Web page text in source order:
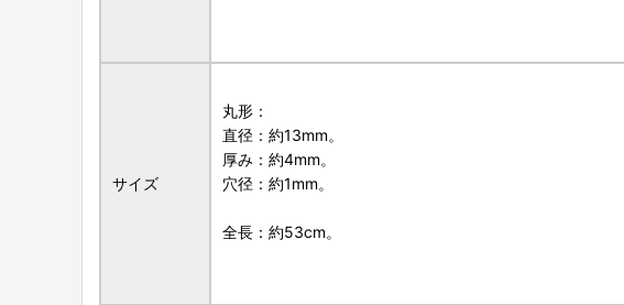
サイズ
丸形：
直径：約13mm。
厚み：約4mm。
穴径：約1mm。
全長：約53cm。